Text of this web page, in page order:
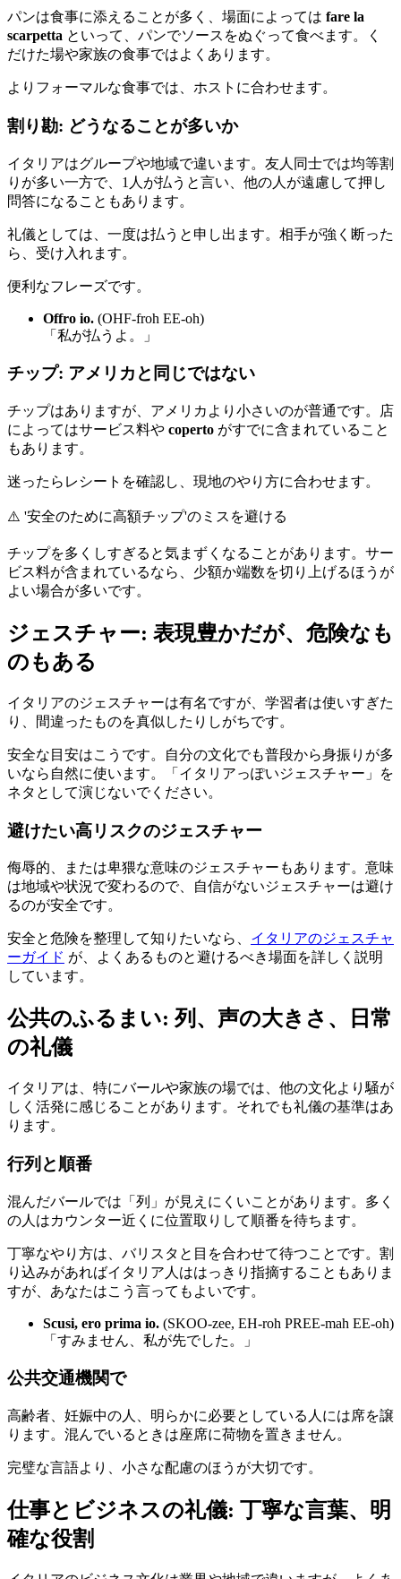
パンは食事に添えることが多く、場面によっては fare la
scarpetta といって、パンでソースをぬぐって食べます。く
だけた場や家族の食事ではよくあります。
よりフォーマルな食事では、ホストに合わせます。
割り勘: どうなることが多いか
イタリアはグループや地域で違います。友人同士では均等割
りが多い一方で、1人が払うと言い、他の人が遠慮して押し
問答になることもあります。
礼儀としては、一度は払うと申し出ます。相手が強く断った
ら、受け入れます。
便利なフレーズです。
Offro io. (OHF-froh EE-oh)
「私が払うよ。」
チップ: アメリカと同じではない
チップはありますが、アメリカより小さいのが普通です。店
によってはサービス料や coperto がすでに含まれていること
もあります。
迷ったらレシートを確認し、現地のやり方に合わせます。
⚠️ '安全のために高額チップ'のミスを避ける
チップを多くしすぎると気まずくなることがあります。サー
ビス料が含まれているなら、少額か端数を切り上げるほうが
よい場合が多いです。
ジェスチャー: 表現豊かだが、危険なも
のもある
イタリアのジェスチャーは有名ですが、学習者は使いすぎた
り、間違ったものを真似したりしがちです。
安全な目安はこうです。自分の文化でも普段から身振りが多
いなら自然に使います。「イタリアっぽいジェスチャー」を
ネタとして演じないでください。
避けたい高リスクのジェスチャー
侮辱的、または卑猥な意味のジェスチャーもあります。意味
は地域や状況で変わるので、自信がないジェスチャーは避け
るのが安全です。
安全と危険を整理して知りたいなら、 イタリアのジェスチャ
ーガイド が、よくあるものと避けるべき場面を詳しく説明
しています。
公共のふるまい: 列、声の大きさ、日常
の礼儀
イタリアは、特にバールや家族の場では、他の文化より騒が
しく活発に感じることがあります。それでも礼儀の基準はあ
ります。
行列と順番
混んだバールでは「列」が見えにくいことがあります。多く
の人はカウンター近くに位置取りして順番を待ちます。
丁寧なやり方は、バリスタと目を合わせて待つことです。割
り込みがあればイタリア人ははっきり指摘することもありま
すが、あなたはこう言ってもよいです。
Scusi, ero prima io. (SKOO-zee, EH-roh PREE-mah EE-oh)
「すみません、私が先でした。」
公共交通機関で
高齢者、妊娠中の人、明らかに必要としている人には席を譲
ります。混んでいるときは座席に荷物を置きません。
完璧な言語より、小さな配慮のほうが大切です。
仕事とビジネスの礼儀: 丁寧な言葉、明
確な役割